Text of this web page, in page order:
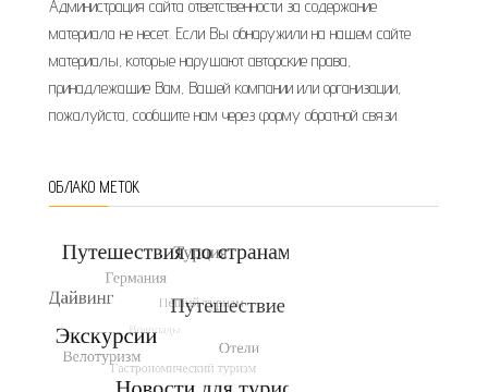
Администрация сайта ответственности за содержание
материала не несет. Если Вы обнаружили на нашем сайте
материалы, которые нарушают авторские права,
принадлежащие Вам, Вашей компании или организации,
пожалуйста, сообщите нам через форму обратной связи.
ОБЛАКО МЕТОК